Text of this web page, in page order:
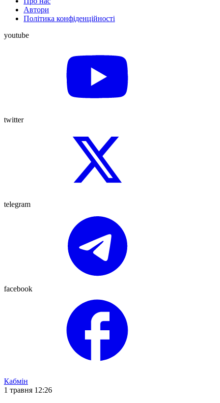
Автори
Політика конфіденційності
youtube
twitter
telegram
facebook
Кабмін
1 травня 12:26